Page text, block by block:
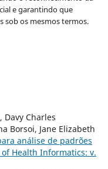
e garantindo que
sob os mesmos termos.
Davy Charles
Borsoi, Jane Elizabeth
análise de padrões
of Health Informatics: v.